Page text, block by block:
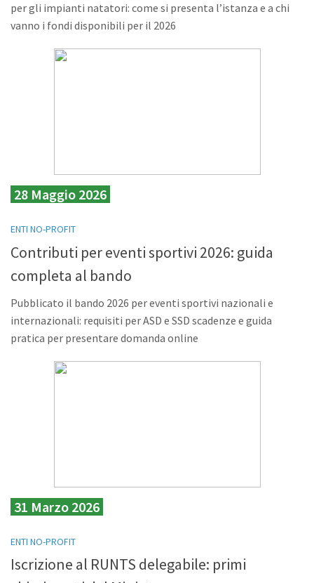
per gli impianti natatori: come si presenta l’istanza e a chi
vanno i fondi disponibili per il 2026
28 Maggio 2026
ENTI NO-PROFIT
Contributi per eventi sportivi 2026: guida
completa al bando
Pubblicato il bando 2026 per eventi sportivi nazionali e
internazionali: requisiti per ASD e SSD scadenze e guida
pratica per presentare domanda online
31 Marzo 2026
ENTI NO-PROFIT
Iscrizione al RUNTS delegabile: primi